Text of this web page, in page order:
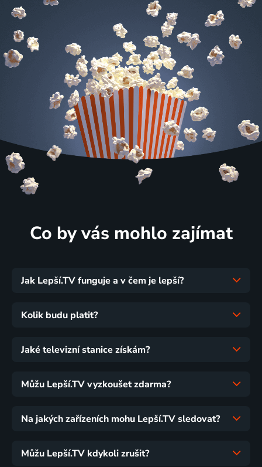
Co by vás mohlo zajímat
Jak Lepší.TV funguje a v čem je lepší?
Kolik budu platit?
Jaké televizní stanice získám?
Můžu Lepší.TV vyzkoušet zdarma?
Na jakých zařízeních mohu Lepší.TV sledovat?
Můžu Lepší.TV kdykoli zrušit?